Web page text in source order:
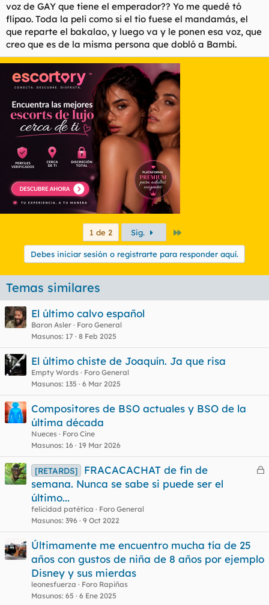
voz de GAY que tiene el emperador?? Yo me quedé tó
flipao. Toda la peli como si el tio fuese el mandamás, el
que reparte el bakalao, y luego va y le ponen esa voz, que
creo que es de la misma persona que dobló a Bambi.
1 de 2 Sig.
Debes iniciar sesión o registrarte para responder aquí.
Temas similares
El último calvo español
Baron Asler
Foro General
Masunos 17 8 Feb 2025
El último chiste de Joaquín. Ja que risa
Empty Words
Foro General
Masunos 135 6 Mar 2025
Compositores de BSO actuales y BSO de la
última década
Nueces
Foro Cine
Masunos 16 19 Mar 2026
C
d
[RETARDS]
FRACACACHAT de fin de
semana. Nunca se sabe si puede ser el
último...
felicidad patética
Foro General
Masunos 396 9 Oct 2022
Últimamente me encuentro mucha tía de 25
años con gustos de niña de 8 años por ejemplo
Disney y sus mierdas
leonesfuerza
Foro Rapiñas
Masunos 65 6 Ene 2025